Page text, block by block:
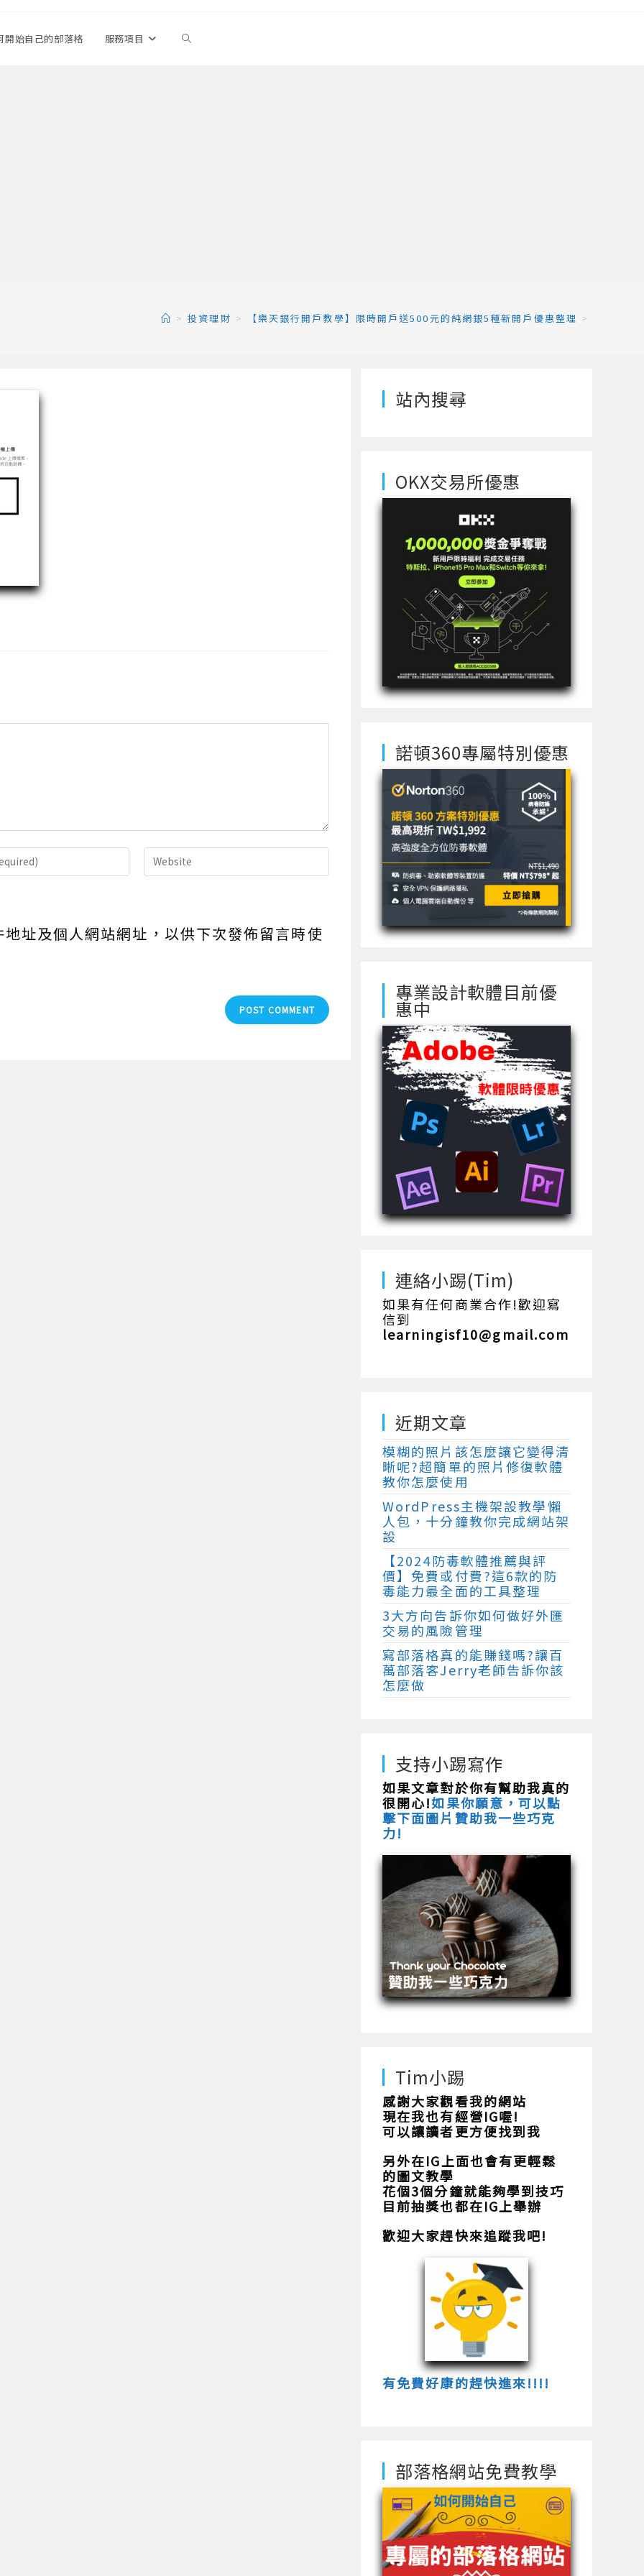
開始自己的部落格 服務項目 Toggle
> 投資理財 > 【樂天銀行開戶教學】限時開戶送500元的純網銀5種新開戶優惠整理 >
Enter
your
(optional)
址及個人網站網址，以供下次發佈留言時使
站內搜尋
OKX交易所優惠
諾頓360專屬特別優惠
專業設計軟體目前優
惠中
連絡小踢(Tim)
如果有任何商業合作!歡迎寫
信到
learningisf10@gmail.com
近期文章
模糊的照片該怎麼讓它變得清
晰呢?超簡單的照片修復軟體
教你怎麼使用
WordPress主機架設教學懶
人包，十分鐘教你完成網站架
設
【2024防毒軟體推薦與評
價】免費或付費?這6款的防
毒能力最全面的工具整理
3大方向告訴你如何做好外匯
交易的風險管理
寫部落格真的能賺錢嗎?讓百
萬部落客Jerry老師告訴你該
怎麼做
支持小踢寫作
如果文章對於你有幫助我真的
很開心!如果你願意，可以點
擊下面圖片贊助我一些巧克
力!
Tim小踢
感謝大家觀看我的網站
現在我也有經營IG喔!
可以讓讀者更方便找到我
另外在IG上面也會有更輕鬆
的圖文教學
花個3個分鐘就能夠學到技巧
目前抽獎也都在IG上舉辦
歡迎大家趕快來追蹤我吧!
有免費好康的趕快進來!!!!
部落格網站免費教學